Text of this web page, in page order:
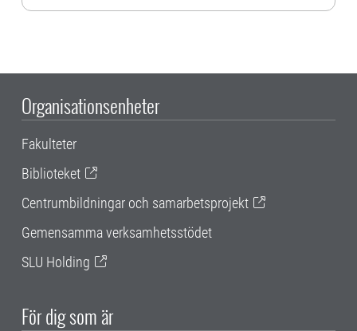
Organisationsenheter
Fakulteter
Biblioteket
Centrumbildningar och samarbetsprojekt
Gemensamma verksamhetsstödet
SLU Holding
För dig som är